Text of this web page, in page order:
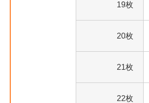
19枚
20枚
21枚
22枚